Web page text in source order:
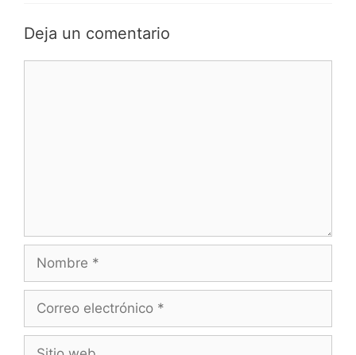
Deja un comentario
Nombre
Correo
Sitio